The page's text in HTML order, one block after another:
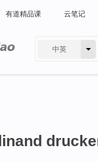
有道精品课 云笔记
中英